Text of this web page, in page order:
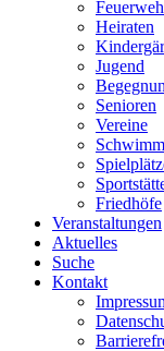
Heiraten
Jugend
Senioren
Vereine
Friedhöfe
Veranstaltungen
Aktuelles
Suche
Kontakt